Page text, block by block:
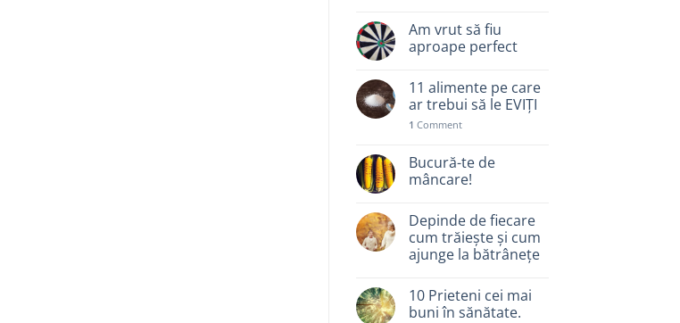
Am vrut să fiu
aproape perfect
11 alimente pe care
ar trebui să le EVIȚI
1 Comment
Bucură-te de
mâncare!
Depinde de fiecare
cum trăiește și cum
ajunge la bătrânețe
10 Prieteni cei mai
buni în sănătate.